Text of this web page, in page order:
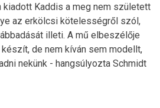
Kaddis a meg nem született
az erkölcsi kötelességről szól,
illeti. A mű elbeszélője
de nem kíván sem modellt,
nekünk - hangsúlyozta Schmidt